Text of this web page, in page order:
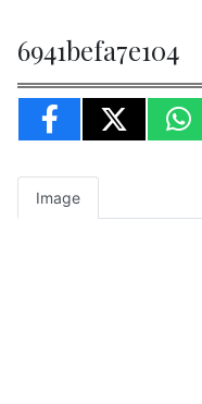
6941befa7e104
Image